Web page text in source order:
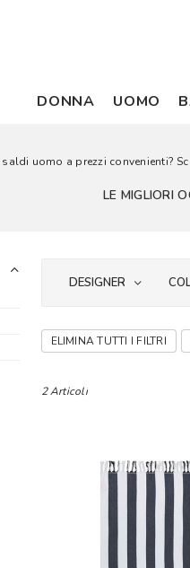
DONNA UOMO
saldi uomo a prezzi convenienti?
LE MIGLIORI
DESIGNER
ELIMINA TUTTI I FILTRI
2 Articoli